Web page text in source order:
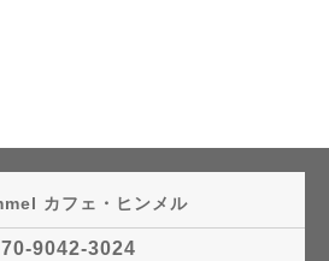
カフェ・ヒンメル
9042-3024